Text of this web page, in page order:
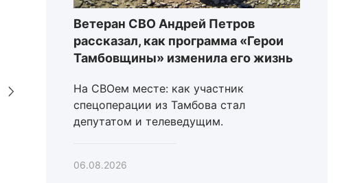
Ветеран СВО Андрей Петров
рассказал, как программа «Герои
Тамбовщины» изменила его жизнь
На СВОем месте: как участник
спецоперации из Тамбова стал
депутатом и телеведущим.
06.08.2026